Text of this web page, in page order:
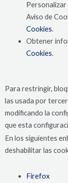
Personalizar
Aviso de
Cookies.
Obtener
Cookies.
Para restringir,
las usada por
modificando la
que esta
En los siguientes
deshabilitar las
Firefox